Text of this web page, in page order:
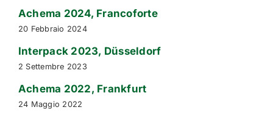
Achema 2024, Francoforte
20 Febbraio 2024
Interpack 2023, Düsseldorf
2 Settembre 2023
Achema 2022, Frankfurt
24 Maggio 2022